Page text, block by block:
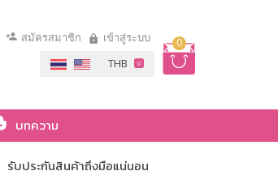
0
สมัครสมาชิก เข้าสู่ระบบ
บทความ
รับประกันสินค้าถึงมือแน่นอน